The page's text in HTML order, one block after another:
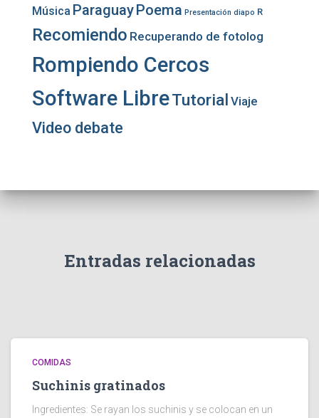
Música ParaguayPoema Presentación diapo R
Recomiendo Recuperando de fotolog
Rompiendo Cercos
Software LibreTutorial Viaje
Video debate
Entradas relacionadas
COMIDAS
Suchinis gratinados
Ingredientes: Se rayan los suchinis y se colocan en un